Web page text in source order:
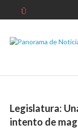
Legislatura:
intento de